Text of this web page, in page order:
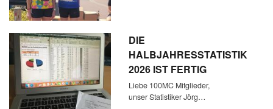
DIE
HALBJAHRESSTATISTIK
2026 IST FERTIG
Liebe 100MC Mitglieder,
unser Statistiker Jörg…